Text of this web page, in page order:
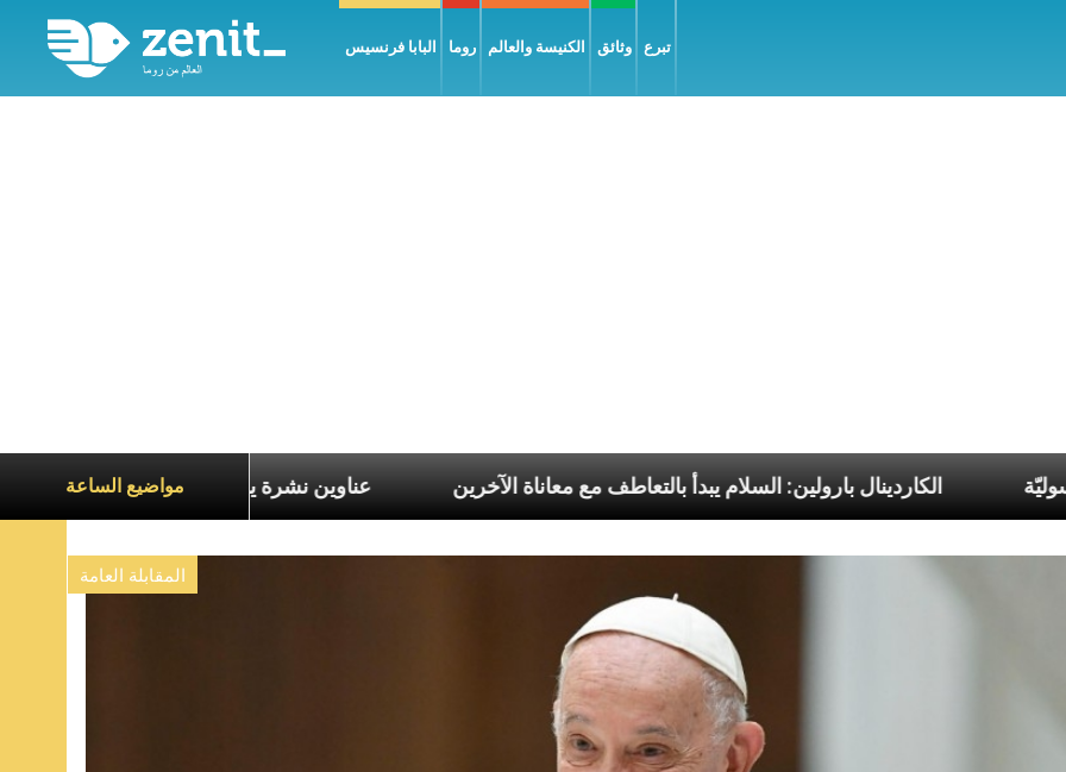
البابا فرنسيس روما الكنيسة والعالم وثائق تبرع
مواضيع الساعة
عناوين نشرة يوم الجمعة 7 آب 2026: السلام يُبنى بصبر يومًا بعد يوم الكاردينال بارولين: السلام يبدأ بالتعاطف مع معاناة الآخرين البابا الرسوليّة
المقابلة العامة